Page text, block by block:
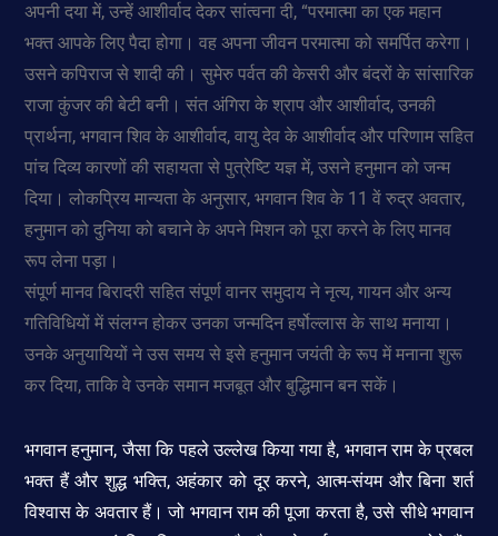
अपनी दया में, उन्हें आशीर्वाद देकर सांत्वना दी, “परमात्मा का एक महान
भक्त आपके लिए पैदा होगा। वह अपना जीवन परमात्मा को समर्पित करेगा।
उसने कपिराज से शादी की। सुमेरु पर्वत की केसरी और बंदरों के सांसारिक
राजा कुंजर की बेटी बनी। संत अंगिरा के श्राप और आशीर्वाद, उनकी
प्रार्थना, भगवान शिव के आशीर्वाद, वायु देव के आशीर्वाद और परिणाम सहित
पांच दिव्य कारणों की सहायता से पुत्रेष्टि यज्ञ में, उसने हनुमान को जन्म
दिया। लोकप्रिय मान्यता के अनुसार, भगवान शिव के 11 वें रुद्र अवतार,
हनुमान को दुनिया को बचाने के अपने मिशन को पूरा करने के लिए मानव
रूप लेना पड़ा।
संपूर्ण मानव बिरादरी सहित संपूर्ण वानर समुदाय ने नृत्य, गायन और अन्य
गतिविधियों में संलग्न होकर उनका जन्मदिन हर्षोल्लास के साथ मनाया।
उनके अनुयायियों ने उस समय से इसे हनुमान जयंती के रूप में मनाना शुरू
कर दिया, ताकि वे उनके समान मजबूत और बुद्धिमान बन सकें।
भगवान हनुमान, जैसा कि पहले उल्लेख किया गया है, भगवान राम के प्रबल
भक्त हैं और शुद्ध भक्ति, अहंकार को दूर करने, आत्म-संयम और बिना शर्त
विश्वास के अवतार हैं। जो भगवान राम की पूजा करता है, उसे सीधे भगवान